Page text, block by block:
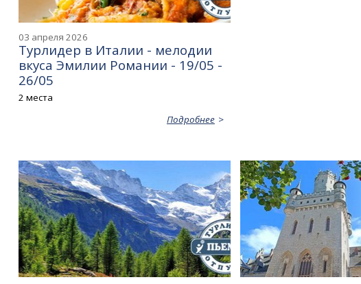
03 апреля 2026
Турлидер в Италии - мелодии
вкуса Эмилии Романии - 19/05 -
26/05
2 места
Подробнее